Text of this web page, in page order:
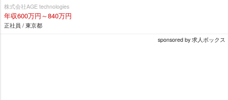
株式会社AGE technologies
年収600万円～840万円
正社員 / 東京都
sponsored by 求人ボックス